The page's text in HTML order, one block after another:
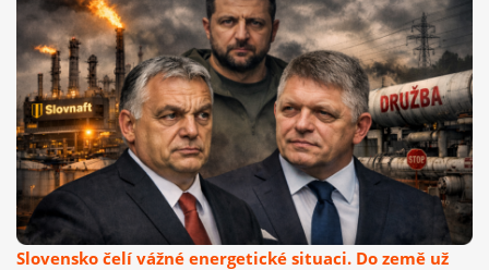
Slovensko čelí vážné energetické situaci. Do země už